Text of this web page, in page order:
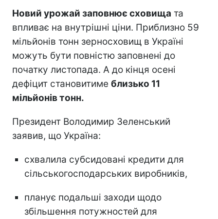
Новий урожай заповнює сховища та
впливає на внутрішні ціни. Приблизно 59
мільйонів тонн зерносховищ в Україні
можуть бути повністю заповнені до
початку листопада. А до кінця осені
дефіцит становитиме близько 11
мільйонів тонн.
Президент Володимир Зеленський
заявив, що Україна:
схвалила субсидовані кредити для
сільськогосподарських виробників,
планує подальші заходи щодо
збільшення потужностей для